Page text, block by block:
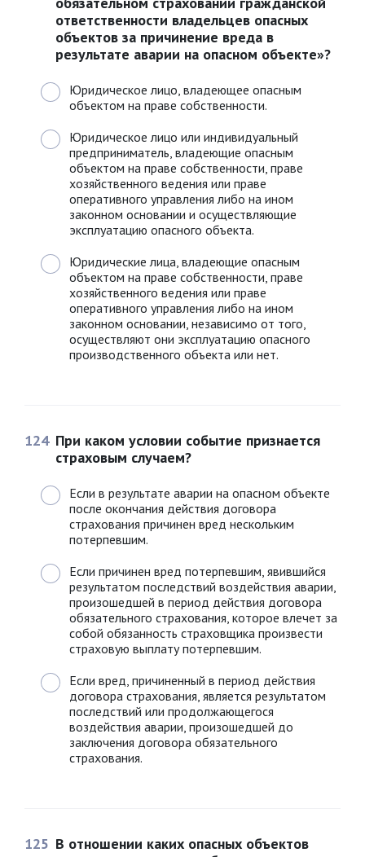
ответственности владельцев опасных
объектов за причинение вреда в
результате аварии на опасном объекте»?
Юридическое лицо, владеющее опасным
объектом на праве собственности.
Юридическое лицо или индивидуальный
предприниматель, владеющие опасным
объектом на праве собственности, праве
хозяйственного ведения или праве
оперативного управления либо на ином
законном основании и осуществляющие
эксплуатацию опасного объекта.
Юридические лица, владеющие опасным
объектом на праве собственности, праве
хозяйственного ведения или праве
оперативного управления либо на ином
законном основании, независимо от того,
осуществляют они эксплуатацию опасного
производственного объекта или нет.
124 При каком условии событие признается
страховым случаем?
Если в результате аварии на опасном объекте
после окончания действия договора
страхования причинен вред нескольким
потерпевшим.
Если причинен вред потерпевшим, явившийся
результатом последствий воздействия аварии,
произошедшей в период действия договора
обязательного страхования, которое влечет за
собой обязанность страховщика произвести
страховую выплату потерпевшим.
Если вред, причиненный в период действия
договора страхования, является результатом
последствий или продолжающегося
воздействия аварии, произошедшей до
заключения договора обязательного
страхования.
125 В отношении каких опасных объектов